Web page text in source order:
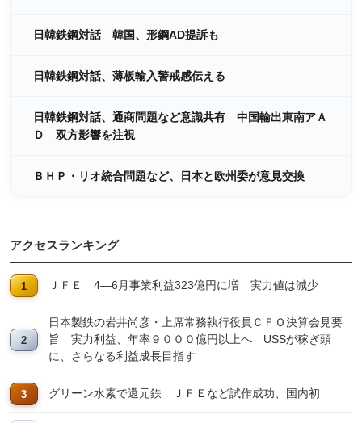
日韓鉄鋼対話 韓国、形鋼AD提訴も
日韓鉄鋼対話、薄板輸入警戒感伝える
日韓鉄鋼対話、通商問題など意識共有 中国輸出東南アＡ
Ｄ 双方影響を注視
ＢＨＰ・リオ統合問題など、日本と欧州委が意見交換
アクセスランキング
ＪＦＥ 4―6月事業利益323億円に増 実力値は減少
日本製鉄の岩井尚彦・上席常務執行役員ＣＦＯ決算会見要
旨 実力利益、年率９０００億円以上へ USSが稼ぎ頭
に、さらなる利益成長目指す
グリーン水素で還元鉄 ＪＦＥなど試作成功、国内初